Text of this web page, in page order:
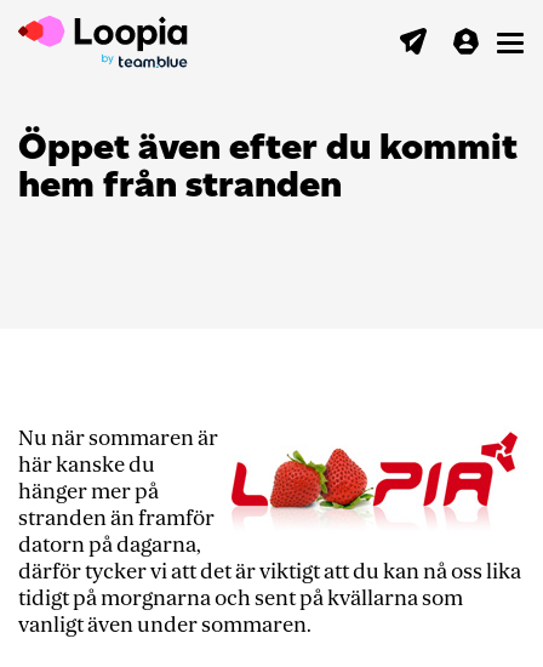
Öppet även efter du kommit
hem från stranden
Nu när sommaren är
här kanske du
hänger mer på
stranden än framför
datorn på dagarna,
därför tycker vi att det är viktigt att du kan nå oss lika
tidigt på morgnarna och sent på kvällarna som
vanligt även under sommaren.